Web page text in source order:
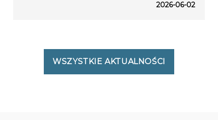
2026-06-02
WSZYSTKIE AKTUALNOŚCI